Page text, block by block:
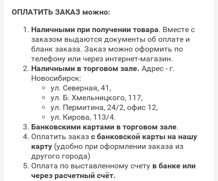
ОПЛАТИТЬ ЗАКАЗ можно:
Наличными при получении товара. Вместе с
заказом выдаются документы об оплате и
бланк заказа. Заказ можно оформить по
телефону или через интернет-магазин.
Наличными в торговом зале. Адрес - г.
Новосибирск:
ул. Северная, 41,
ул. Б. Хмельницкого, 117,
ул. Пермитина, 24/2, офис 12,
ул. Кирова, 113/4.
Банковскими картами в торговом зале.
Оплатить заказ с банковской карты на нашу
карту (удобно при оформлении заказа из
другого города)
Оплата по выставленному счету в банке или
через расчетный счёт.